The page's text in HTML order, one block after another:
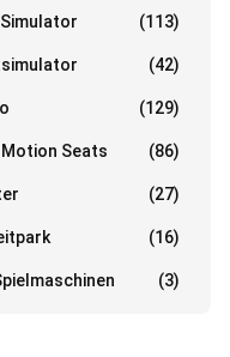
(113)
(42)
(129)
Motion Seats (86)
(27)
(16)
(3)